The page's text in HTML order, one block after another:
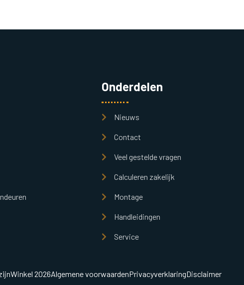
Onderdelen
Nieuws
Contact
Veel gestelde vragen
Calculeren zakelijk
Montage
Handleidingen
Service
2026Algemene voorwaardenPrivacyverklaringDisclaimer